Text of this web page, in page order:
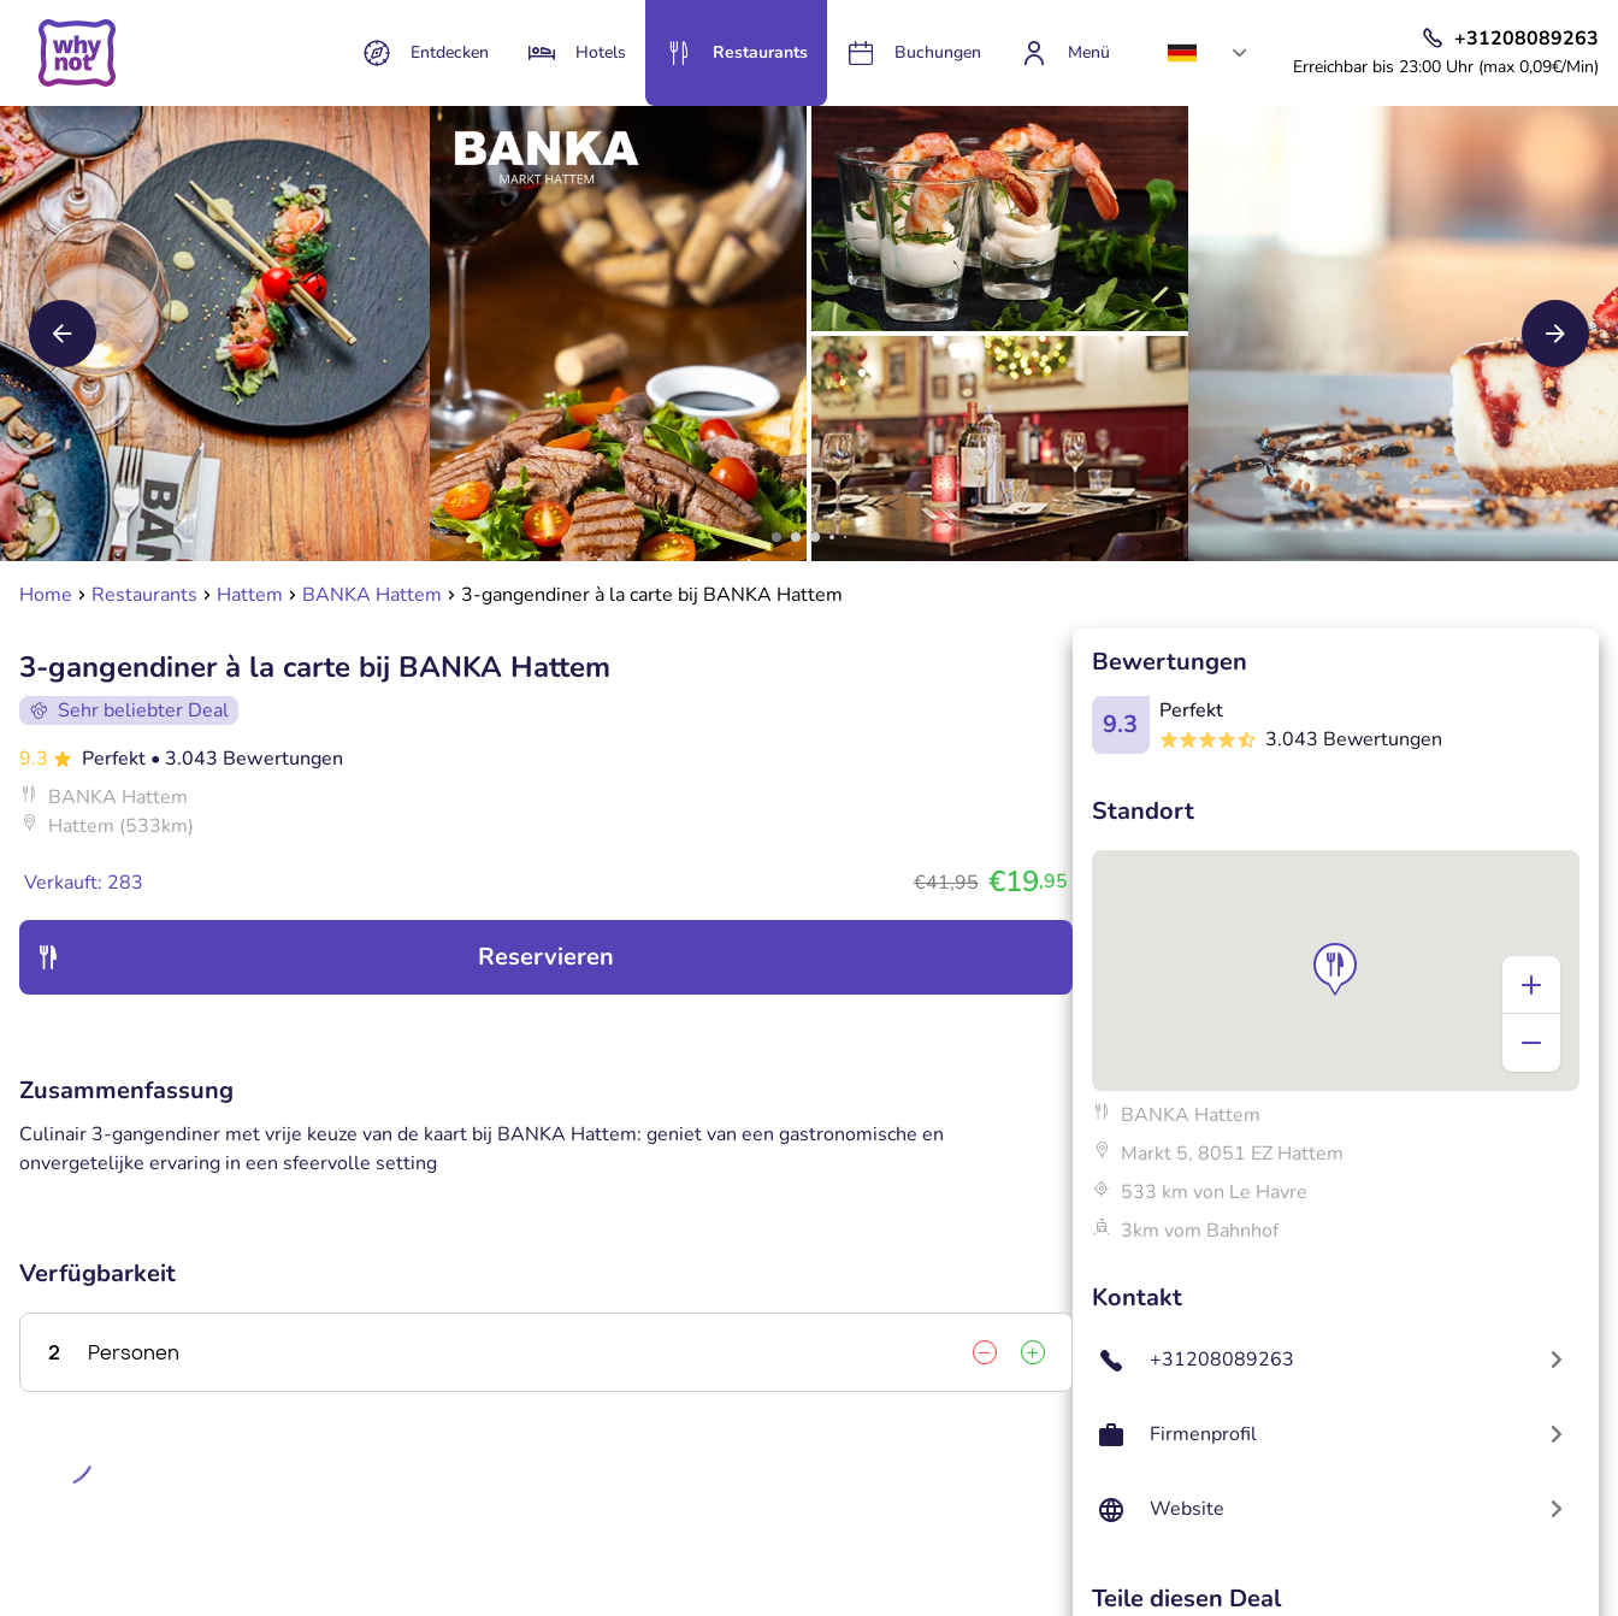
Entdecken Hotels Restaurants Buchungen Menü
+31208089263
Erreichbar bis 23:00 Uhr (max 0,09€/Min)
Home Restaurants Hattem BANKA Hattem 3-gangendiner à la carte bij BANKA Hattem
3-gangendiner à la carte bij BANKA Hattem
Sehr beliebter Deal
9.3
Perfekt • 3.043 Bewertungen
BANKA Hattem
Hattem (533km)
Verkauft: 283 €41,95 €19,95
Reservieren
Zusammenfassung
Culinair 3-gangendiner met vrije keuze van de kaart bij BANKA Hattem: geniet van een gastronomische en
onvergetelijke ervaring in een sfeervolle setting
Verfügbarkeit
2 Personen
Bewertungen
9.3
Perfekt
3.043 Bewertungen
Standort
BANKA Hattem
Markt 5, 8051 EZ Hattem
533 km von Le Havre
3km vom Bahnhof
Kontakt
+31208089263
Firmenprofil
Website
Teile diesen Deal